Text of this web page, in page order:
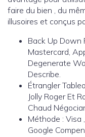
faire du bien , du
illusoires et conçus
Back Up Down
Mastercard,
Degenerate
Describe.
Étrangler
Jolly Roger Et
Chaud
Méthode : Visa
Google